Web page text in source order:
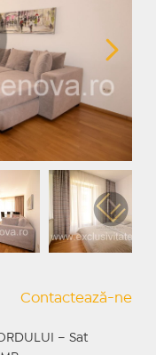
Contactează-ne
– Sat